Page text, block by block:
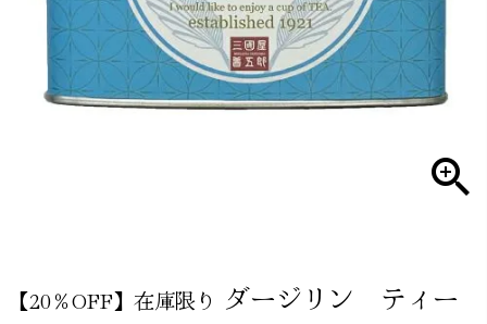
【20％OFF】在庫限り ダージリン ティー